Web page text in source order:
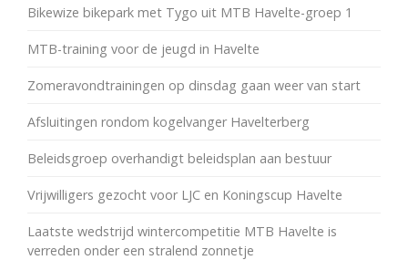
Bikewize bikepark met Tygo uit MTB Havelte-groep 1
MTB-training voor de jeugd in Havelte
Zomeravondtrainingen op dinsdag gaan weer van start
Afsluitingen rondom kogelvanger Havelterberg
Beleidsgroep overhandigt beleidsplan aan bestuur
Vrijwilligers gezocht voor LJC en Koningscup Havelte
Laatste wedstrijd wintercompetitie MTB Havelte is
verreden onder een stralend zonnetje